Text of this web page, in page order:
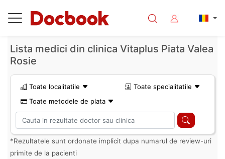
Lista medici din clinica Vitaplus Piata Valea
Rosie
Toate localitatile
Toate specialitatile
Toate metodele de plata
*Rezultatele sunt ordonate implicit dupa numarul de review-uri
primite de la pacienti